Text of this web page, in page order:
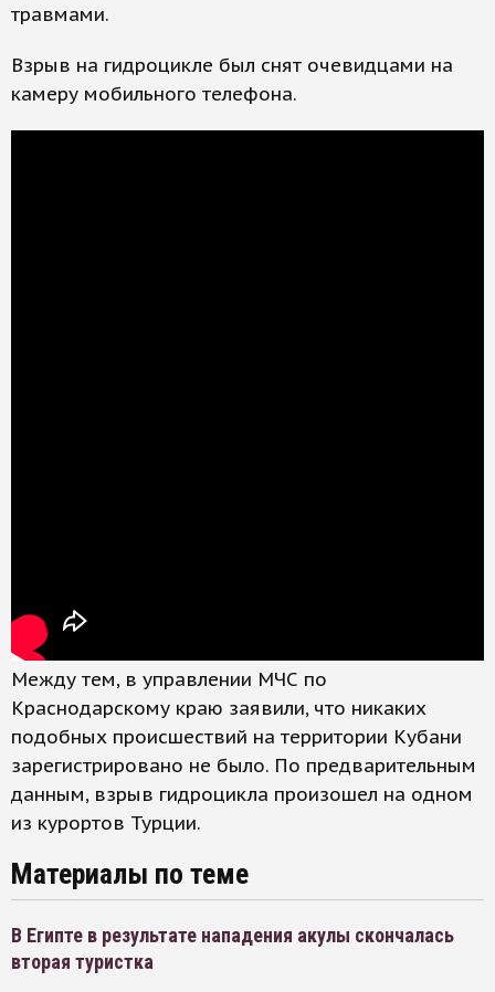
травмами.
Взрыв на гидроцикле был снят очевидцами на
камеру мобильного телефона.
Между тем, в управлении МЧС по
Краснодарскому краю заявили, что никаких
подобных происшествий на территории Кубани
зарегистрировано не было. По предварительным
данным, взрыв гидроцикла произошел на одном
из курортов Турции.
Материалы по теме
В Египте в результате нападения акулы скончалась
вторая туристка